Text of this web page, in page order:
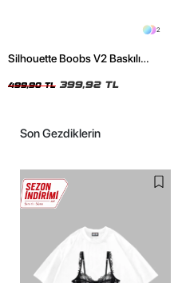
2
Silhouette Boobs V2 Baskılı
499,90 TL 399,92 TL
Son Gezdiklerin